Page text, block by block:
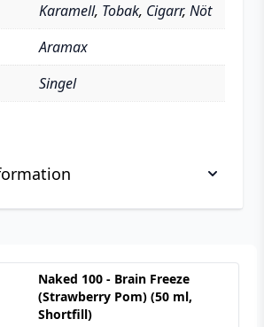
beroendeframkallande
Karamell, Tobak, Cigarr, Nöt
Aramax
Singel
Naked 100 - Brain Freeze
(Strawberry Pom) (50 ml,
Shortfill)